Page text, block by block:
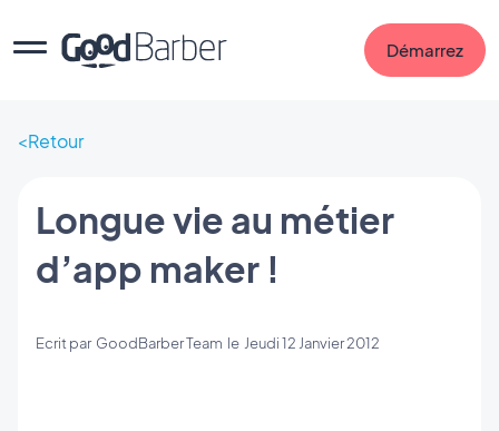
Démarrez
Retour
Longue vie au métier
d’app maker !
Ecrit par GoodBarber Team le Jeudi 12 Janvier 2012